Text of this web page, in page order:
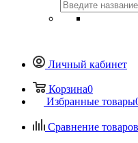
Личный кабинет
Корзина0
Избранные товары
Сравнение товаров